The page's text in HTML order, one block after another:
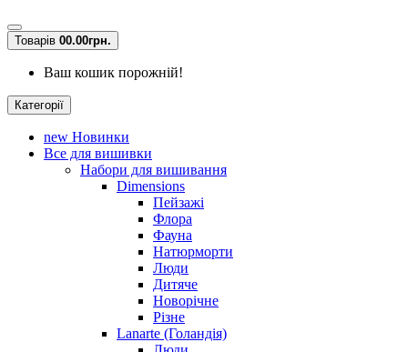
Товарів 00.00грн.
Ваш кошик порожній!
Категорії
new Новинки
Все для вишивки
Набори для вишивання
Dimensions
Пейзажі
Флора
Фауна
Натюрморти
Люди
Дитяче
Новорічне
Різне
Lanarte (Голандія)